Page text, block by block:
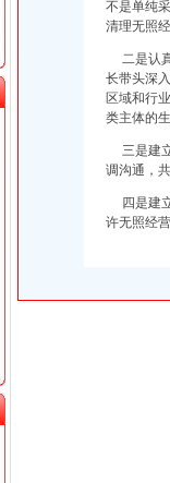
工商注册）
出口权）
商注册）
（进出口权）
中 （工商注册）
(进出口权)
商注册）
册）
商注册）
工商注册）
出口权）
商注册）
（进出口权）
中 （工商注册）
不是单纯
清理无照
二是认真
长带头深
区域和行
类主体的
三是建立
调沟通，
四是建立
许无照经